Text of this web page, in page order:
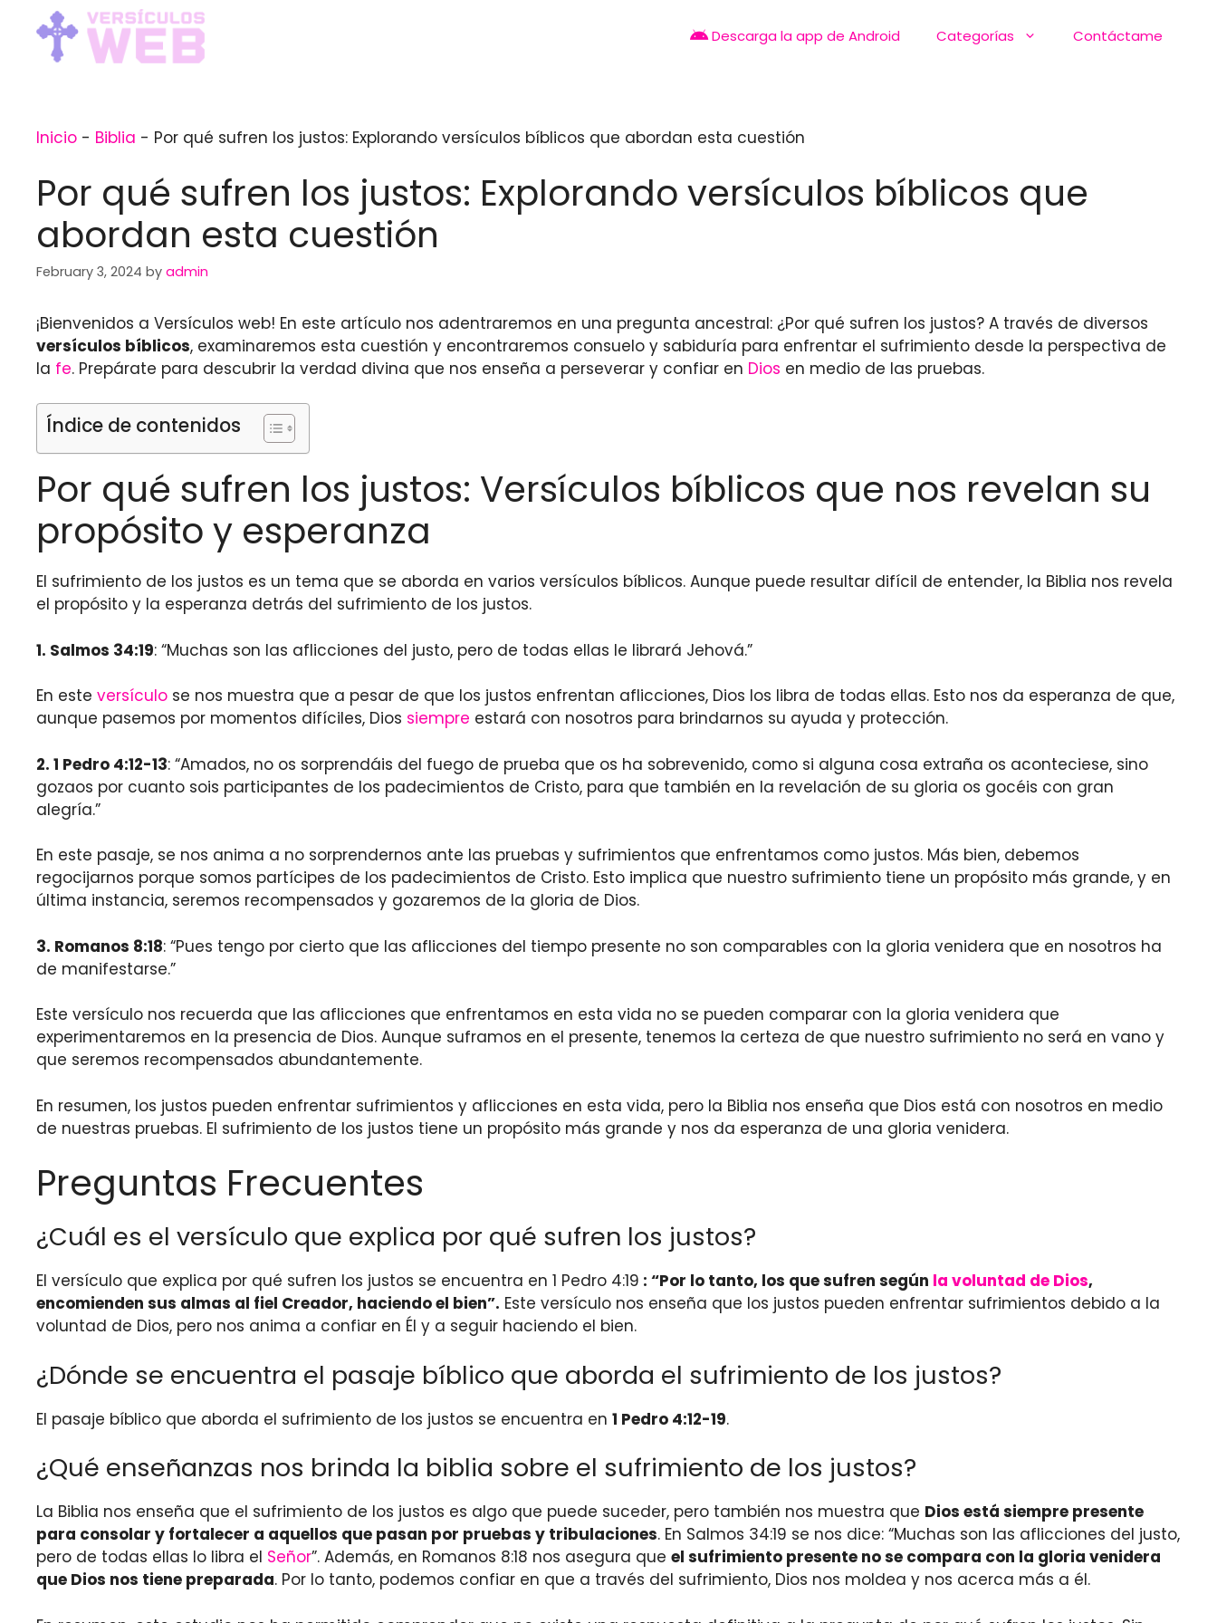
content
Descarga la app de Android Categorías Contáctame
Inicio - Biblia - Por qué sufren los justos: Explorando versículos bíblicos que abordan esta cuestión
Por qué sufren los justos: Explorando versículos bíblicos que
abordan esta cuestión
February 3, 2024 by admin
¡Bienvenidos a Versículos web! En este artículo nos adentraremos en una pregunta ancestral: ¿Por qué sufren los justos? A través de diversos
versículos bíblicos, examinaremos esta cuestión y encontraremos consuelo y sabiduría para enfrentar el sufrimiento desde la perspectiva de
la fe. Prepárate para descubrir la verdad divina que nos enseña a perseverar y confiar en Dios en medio de las pruebas.
Índice de contenidos
Por qué sufren los justos: Versículos bíblicos que nos revelan su
propósito y esperanza
El sufrimiento de los justos es un tema que se aborda en varios versículos bíblicos. Aunque puede resultar difícil de entender, la Biblia nos revela
el propósito y la esperanza detrás del sufrimiento de los justos.
1. Salmos 34:19: “Muchas son las aflicciones del justo, pero de todas ellas le librará Jehová.”
En este versículo se nos muestra que a pesar de que los justos enfrentan aflicciones, Dios los libra de todas ellas. Esto nos da esperanza de que,
aunque pasemos por momentos difíciles, Dios siempre estará con nosotros para brindarnos su ayuda y protección.
2. 1 Pedro 4:12-13: “Amados, no os sorprendáis del fuego de prueba que os ha sobrevenido, como si alguna cosa extraña os aconteciese, sino
gozaos por cuanto sois participantes de los padecimientos de Cristo, para que también en la revelación de su gloria os gocéis con gran
alegría.”
En este pasaje, se nos anima a no sorprendernos ante las pruebas y sufrimientos que enfrentamos como justos. Más bien, debemos
regocijarnos porque somos partícipes de los padecimientos de Cristo. Esto implica que nuestro sufrimiento tiene un propósito más grande, y en
última instancia, seremos recompensados y gozaremos de la gloria de Dios.
3. Romanos 8:18: “Pues tengo por cierto que las aflicciones del tiempo presente no son comparables con la gloria venidera que en nosotros ha
de manifestarse.”
Este versículo nos recuerda que las aflicciones que enfrentamos en esta vida no se pueden comparar con la gloria venidera que
experimentaremos en la presencia de Dios. Aunque suframos en el presente, tenemos la certeza de que nuestro sufrimiento no será en vano y
que seremos recompensados abundantemente.
En resumen, los justos pueden enfrentar sufrimientos y aflicciones en esta vida, pero la Biblia nos enseña que Dios está con nosotros en medio
de nuestras pruebas. El sufrimiento de los justos tiene un propósito más grande y nos da esperanza de una gloria venidera.
Preguntas Frecuentes
¿Cuál es el versículo que explica por qué sufren los justos?
El versículo que explica por qué sufren los justos se encuentra en 1 Pedro 4:19 : “Por lo tanto, los que sufren según la voluntad de Dios,
encomienden sus almas al fiel Creador, haciendo el bien”. Este versículo nos enseña que los justos pueden enfrentar sufrimientos debido a la
voluntad de Dios, pero nos anima a confiar en Él y a seguir haciendo el bien.
¿Dónde se encuentra el pasaje bíblico que aborda el sufrimiento de los justos?
El pasaje bíblico que aborda el sufrimiento de los justos se encuentra en 1 Pedro 4:12-19.
¿Qué enseñanzas nos brinda la biblia sobre el sufrimiento de los justos?
La Biblia nos enseña que el sufrimiento de los justos es algo que puede suceder, pero también nos muestra que Dios está siempre presente
para consolar y fortalecer a aquellos que pasan por pruebas y tribulaciones. En Salmos 34:19 se nos dice: “Muchas son las aflicciones del justo,
pero de todas ellas lo libra el Señor”. Además, en Romanos 8:18 nos asegura que el sufrimiento presente no se compara con la gloria venidera
que Dios nos tiene preparada. Por lo tanto, podemos confiar en que a través del sufrimiento, Dios nos moldea y nos acerca más a él.